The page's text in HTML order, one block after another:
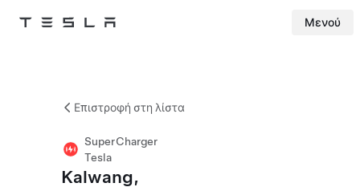
Tesla Μενού
Επιστροφή στη λίστα
SuperCharger
Tesla
Kalwang,